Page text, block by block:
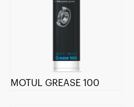
MOTUL GREASE 100